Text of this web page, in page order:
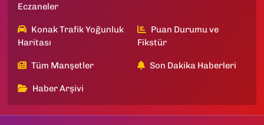
Eczaneler
Konak Trafik Yoğunluk
Haritası
Puan Durumu ve
Fikstür
Tüm Manşetler Son Dakika Haberleri
Haber Arşivi